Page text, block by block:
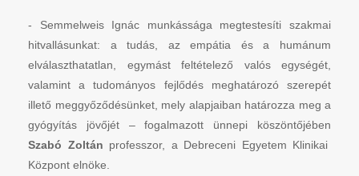
- Semmelweis Ignác munkássága megtestesíti szakmai
hitvallásunkat: a tudás, az empátia és a humánum
elválaszthatatlan, egymást feltételező valós egységét,
valamint a tudományos fejlődés meghatározó szerepét
illető meggyőződésünket, mely alapjaiban határozza meg a
gyógyítás jövőjét – fogalmazott ünnepi köszöntőjében
Szabó Zoltán professzor, a Debreceni Egyetem Klinikai
Központ elnöke.